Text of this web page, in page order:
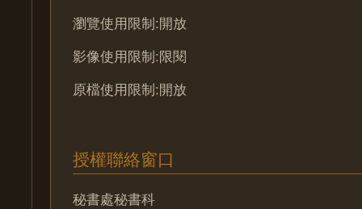
瀏覽使用限制:開放
影像使用限制:限閱
原檔使用限制:開放
授權聯絡窗口
秘書處秘書科